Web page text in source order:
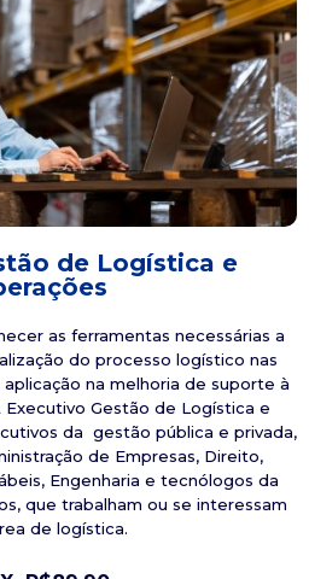
de Logística e
as ferramentas necessárias a
do processo logístico nas
na melhoria de suporte à
Executivo Gestão de Logística e
da gestão pública e privada,
de Empresas, Direito,
Engenharia e tecnólogos da
que trabalham ou se interessam
de logística.